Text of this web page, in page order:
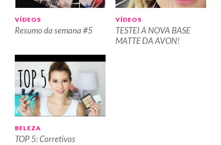
VÍDEOS
Resumo da semana #5
VÍDEOS
TESTEI A NOVA BASE
MATTE DA AVON!
BELEZA
TOP 5: Corretivos